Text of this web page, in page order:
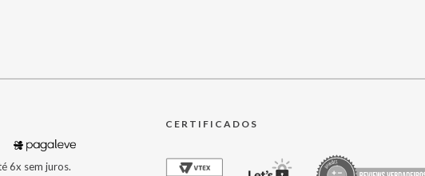
6x sem juros.
CERTIFICADOS